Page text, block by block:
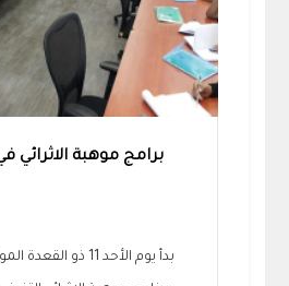
برامج موهبة الاثرائي